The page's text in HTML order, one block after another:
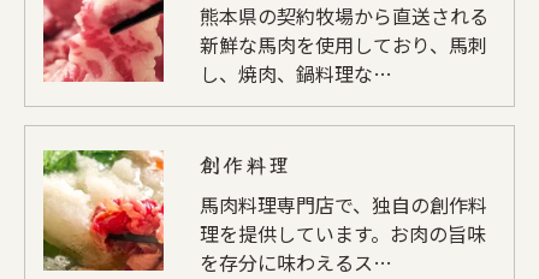
熊本県の契約牧場から直送される
新鮮な馬肉を使用しており、馬刺
し、焼肉、鍋料理な…
創作料理
馬肉料理専門店で、独自の創作料
理を提供しています。お肉の旨味
を存分に味わえるス…